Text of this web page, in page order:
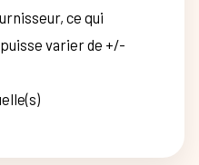
ce qui
varier de +/-